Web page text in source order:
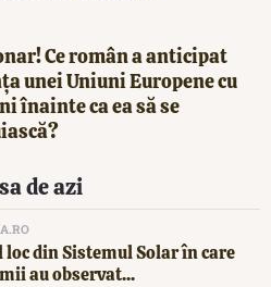
Ce român a anticipat
unei Uniuni Europene cu
înainte ca ea să se
de azi
loc din Sistemul Solar în care
au observat...